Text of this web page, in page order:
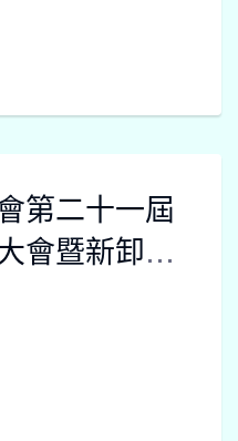
第二十一屆
會暨新卸任